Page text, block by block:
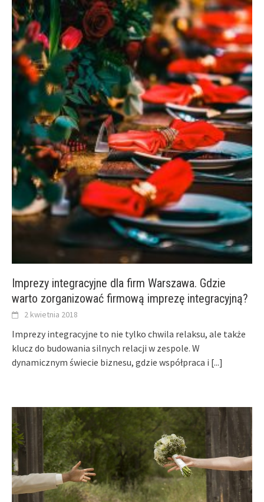
Imprezy integracyjne dla firm Warszawa. Gdzie
warto zorganizować firmową imprezę integracyjną?
2 kwietnia 2018
Imprezy integracyjne to nie tylko chwila relaksu, ale także
klucz do budowania silnych relacji w zespole. W
dynamicznym świecie biznesu, gdzie współpraca i [...]